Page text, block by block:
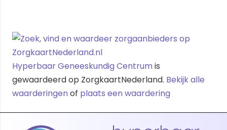
Hyperbaar Geneeskundig Centrum is
gewaardeerd op ZorgkaartNederland. Bekijk alle
waarderingen of plaats een waardering